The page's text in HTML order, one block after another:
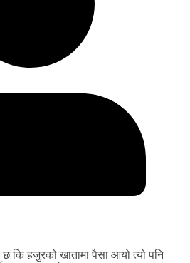
कि हजुरको खातामा पैसा आयो त्यो पनि